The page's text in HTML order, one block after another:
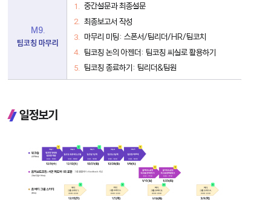
M9.
팀코칭 마무리
중간설문과 최종설문
최종보고서 작성
마무리 미팅: 스폰서/팀리더/HR/팀코치
팀코칭 논의 아젠더: 팀코칭 씨실로 활용하기
팀코칭 종료하기: 팀리더&팀원
일정보기